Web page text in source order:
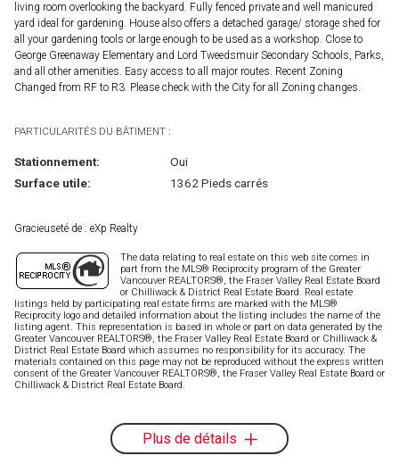
living room overlooking the backyard. Fully fenced private and well manicured
yard ideal for gardening. House also offers a detached garage/ storage shed for
all your gardening tools or large enough to be used as a workshop. Close to
George Greenaway Elementary and Lord Tweedsmuir Secondary Schools, Parks,
and all other amenities. Easy access to all major routes. Recent Zoning
Changed from RF to R3. Please check with the City for all Zoning changes.
PARTICULARITÉS DU BÂTIMENT :
Stationnement:
Oui
Surface utile:
1362 Pieds carrés
Gracieuseté de : eXp Realty
The data relating to real estate on this web site comes in
part from the MLS® Reciprocity program of the Greater
Vancouver REALTORS®, the Fraser Valley Real Estate Board
or Chilliwack & District Real Estate Board. Real estate
listings held by participating real estate firms are marked with the MLS®
Reciprocity logo and detailed information about the listing includes the name of the
listing agent. This representation is based in whole or part on data generated by the
Greater Vancouver REALTORS®, the Fraser Valley Real Estate Board or Chilliwack &
District Real Estate Board which assumes no responsibility for its accuracy. The
materials contained on this page may not be reproduced without the express written
consent of the Greater Vancouver REALTORS®, the Fraser Valley Real Estate Board or
Chilliwack & District Real Estate Board.
Plus de détails